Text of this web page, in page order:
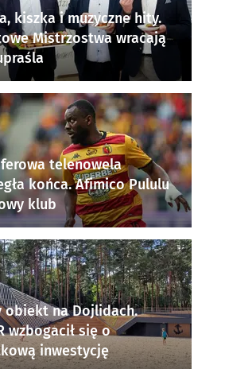
kiszka i muzyczne hity.
Mistrzostwa wracają
telenowela
końca. Afimico Pululu
klub
obiekt na Dojlidach.
wzbogacił się o
inwestycję